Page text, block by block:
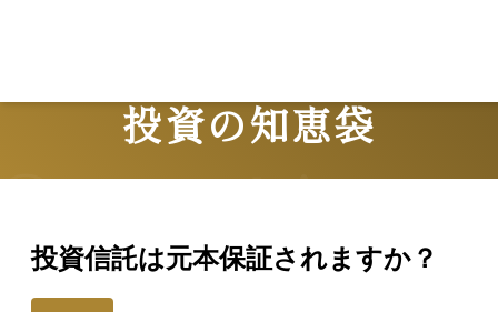
投資の知恵袋
投資信託は元本保証されますか？